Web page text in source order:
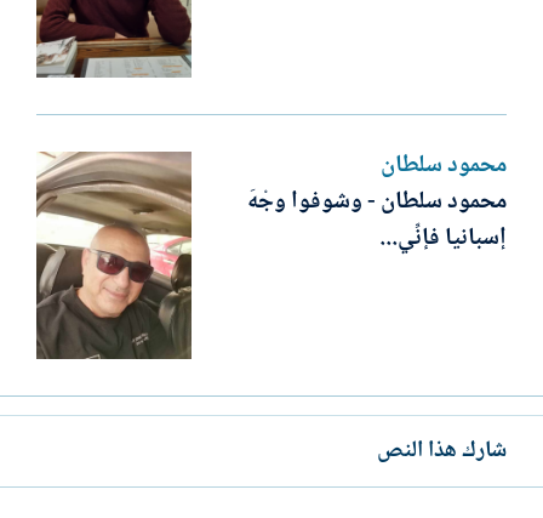
محمود سلطان
محمود سلطان - وشوفوا وجْهَ
إسبانيا فإنِّي...
شارك هذا النص